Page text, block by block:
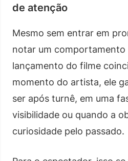
de atenção
Mesmo sem entrar em
notar um comportamento
lançamento do filme
momento do artista, ele
ser após turnê, em uma
visibilidade ou quando a
curiosidade pelo passado.